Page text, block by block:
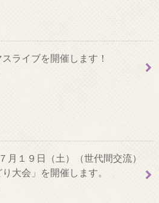
ライブを開催します！
月１９日（土）（世代間交流）
り大会」を開催します。